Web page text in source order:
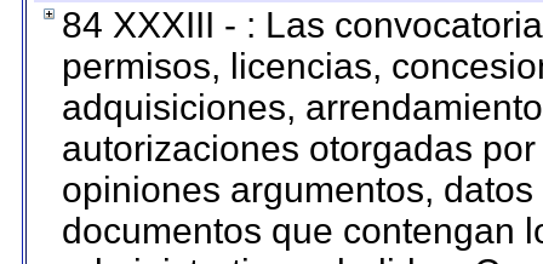
84 XXXIII - : Las
permisos, licencias,
adquisiciones,
autorizaciones otorgadas
opiniones argumentos,
documentos que contengan